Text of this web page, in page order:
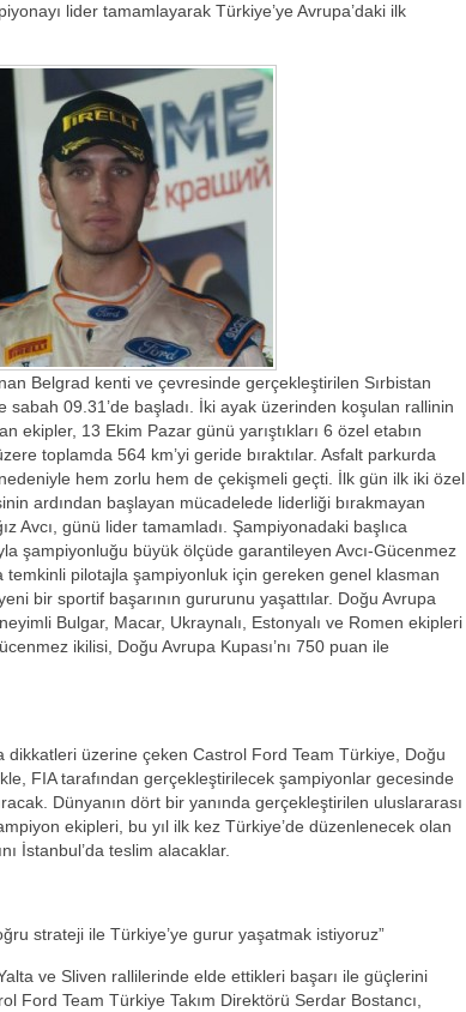
lider tamamlayarak Türkiye’ye Avrupa’daki ilk
Belgrad kenti ve çevresinde gerçekleştirilen Sırbistan
09.31’de başladı. İki ayak üzerinden koşulan rallinin
ekipler, 13 Ekim Pazar günü yarıştıkları 6 özel etabın
toplamda 564 km’yi geride bıraktılar. Asfalt parkurda
hem zorlu hem de çekişmeli geçti. İlk gün ilk iki özel
ardından başlayan mücadelede liderliği bırakmayan
Avcı, günü lider tamamladı. Şampiyonadaki başlıca
şampiyonluğu büyük ölçüde garantileyen Avcı-Gücenmez
pilotajla şampiyonluk için gereken genel klasman
bir sportif başarının gururunu yaşattılar. Doğu Avrupa
Bulgar, Macar, Ukraynalı, Estonyalı ve Romen ekipleri
ikilisi, Doğu Avrupa Kupası’nı 750 puan ile
dikkatleri üzerine çeken Castrol Ford Team Türkiye, Doğu
FIA tarafından gerçekleştirilecek şampiyonlar gecesinde
Dünyanın dört bir yanında gerçekleştirilen uluslararası
ekipleri, bu yıl ilk kez Türkiye’de düzenlenecek olan
İstanbul’da teslim alacaklar.
strateji ile Türkiye’ye gurur yaşatmak istiyoruz”
ve Sliven rallilerinde elde ettikleri başarı ile güçlerini
Ford Team Türkiye Takım Direktörü Serdar Bostancı,